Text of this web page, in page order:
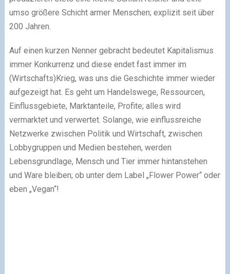
umso größere Schicht armer Menschen; explizit seit über
200 Jahren.
Auf einen kurzen Nenner gebracht bedeutet Kapitalismus
immer Konkurrenz und diese endet fast immer im
(Wirtschafts)Krieg, was uns die Geschichte immer wieder
aufgezeigt hat. Es geht um Handelswege, Ressourcen,
Einflussgebiete, Marktanteile, Profite; alles wird
vermarktet und verwertet. Solange, wie einflussreiche
Netzwerke zwischen Politik und Wirtschaft, zwischen
Lobbygruppen und Medien bestehen, werden
Lebensgrundlage, Mensch und Tier immer hintanstehen
und Ware bleiben; ob unter dem Label „Flower Power“ oder
eben „Vegan“!